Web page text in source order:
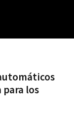
para los